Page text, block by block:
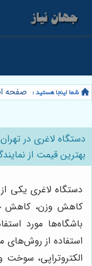
صفحه
دستگاه لاغری در
بهترین قیمت از
دستگاه لاغری یکی
کاهش وزن، کاهش
باشگاه‌ها مورد
استفاده از روش‌های
الکتروتراپی،